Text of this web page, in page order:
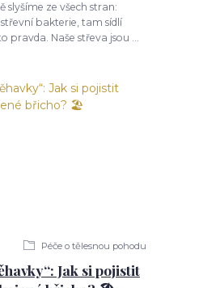
slyšíme ze všech stran:
bakterie, tam sídlí
pravda. Naše střeva jsou ...
Péče o tělesnou pohodu
Jak si pojistit